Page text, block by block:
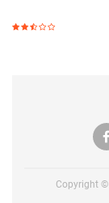
Copyright ©